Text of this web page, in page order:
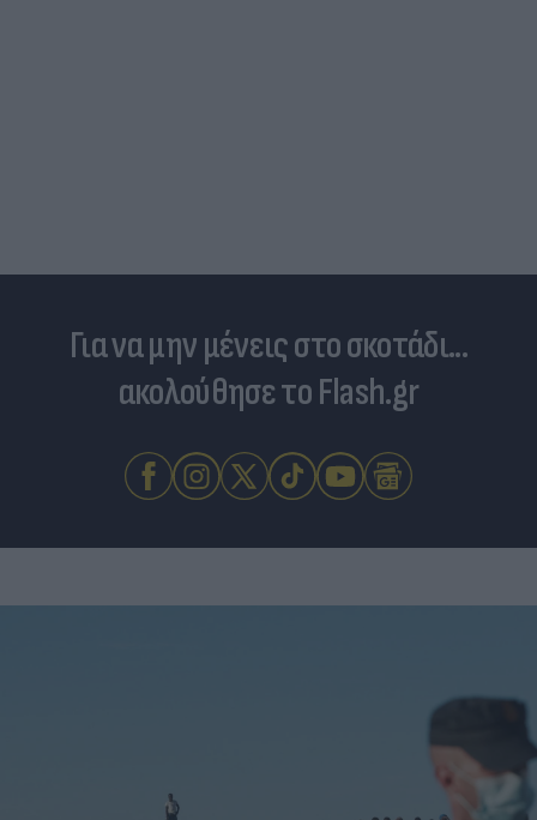
Για να μην μένεις στο σκοτάδι...
ακολούθησε το Flash.gr